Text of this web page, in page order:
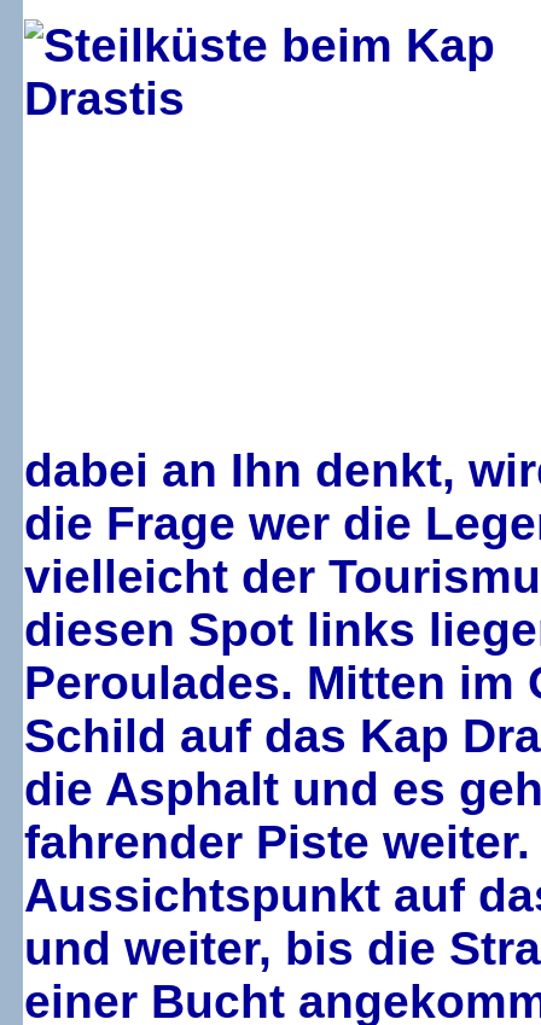
dabei an Ihn denkt,
die Frage wer die
vielleicht der
diesen Spot links
Peroulades. Mitten im
Schild auf das Kap
die Asphalt und es
fahrender Piste
Aussichtspunkt auf
und weiter, bis die
einer Bucht